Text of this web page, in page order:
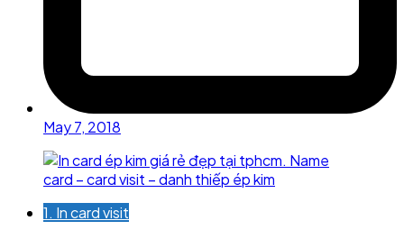
May 7, 2018
1. In card visit